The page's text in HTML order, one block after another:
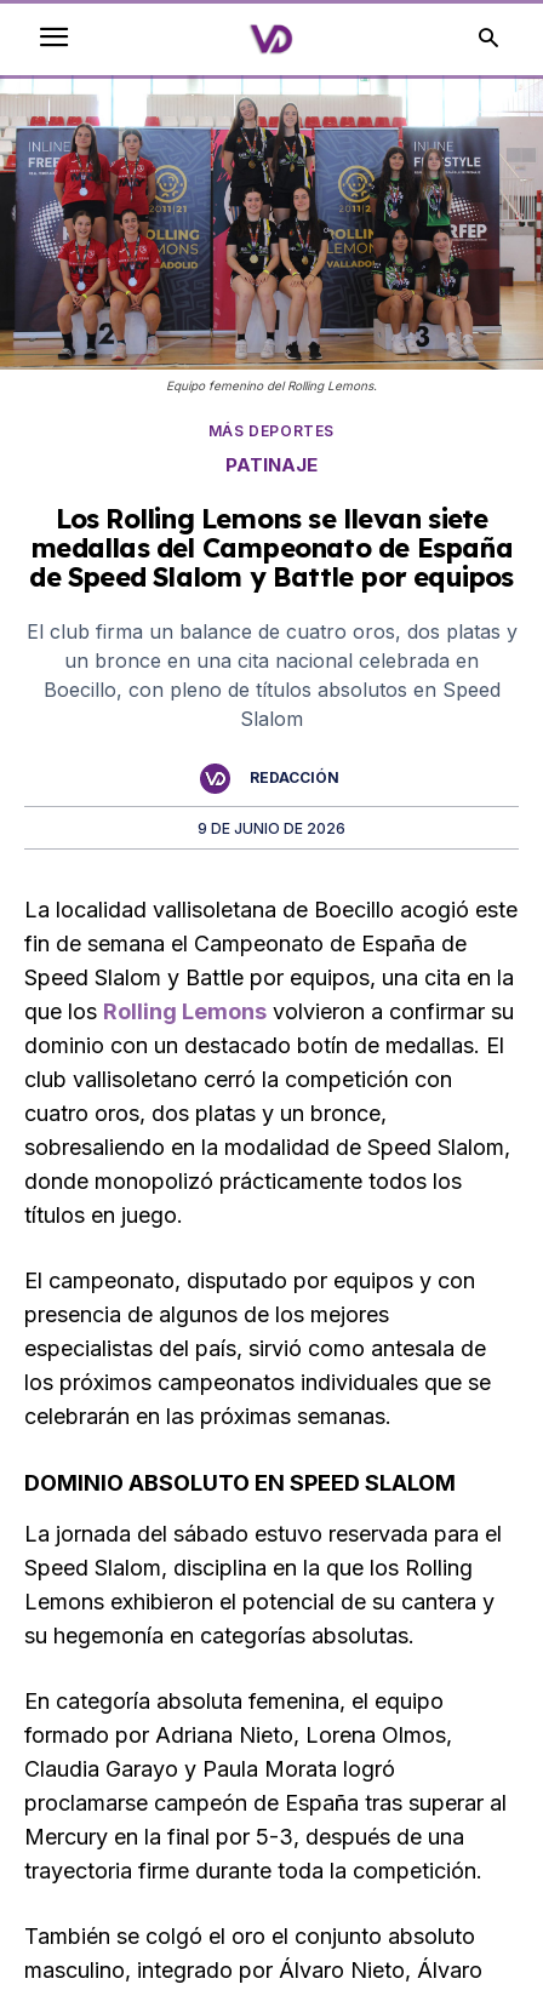
Equipo femenino del Rolling Lemons.
MÁS DEPORTES
PATINAJE
Los Rolling Lemons se llevan siete
medallas del Campeonato de España
de Speed Slalom y Battle por equipos
El club firma un balance de cuatro oros, dos platas y
un bronce en una cita nacional celebrada en
Boecillo, con pleno de títulos absolutos en Speed
Slalom
REDACCIÓN
9 DE JUNIO DE 2026
La localidad vallisoletana de Boecillo acogió este
fin de semana el Campeonato de España de
Speed Slalom y Battle por equipos, una cita en la
que los Rolling Lemons volvieron a confirmar su
dominio con un destacado botín de medallas. El
club vallisoletano cerró la competición con
cuatro oros, dos platas y un bronce,
sobresaliendo en la modalidad de Speed Slalom,
donde monopolizó prácticamente todos los
títulos en juego.
El campeonato, disputado por equipos y con
presencia de algunos de los mejores
especialistas del país, sirvió como antesala de
los próximos campeonatos individuales que se
celebrarán en las próximas semanas.
DOMINIO ABSOLUTO EN SPEED SLALOM
La jornada del sábado estuvo reservada para el
Speed Slalom, disciplina en la que los Rolling
Lemons exhibieron el potencial de su cantera y
su hegemonía en categorías absolutas.
En categoría absoluta femenina, el equipo
formado por Adriana Nieto, Lorena Olmos,
Claudia Garayo y Paula Morata logró
proclamarse campeón de España tras superar al
Mercury en la final por 5-3, después de una
trayectoria firme durante toda la competición.
También se colgó el oro el conjunto absoluto
masculino, integrado por Álvaro Nieto, Álvaro